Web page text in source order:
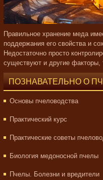
Правильное хранение меда
поддержания его свойства и
Недостаточно просто
существуют и другие факторы,
ПОЗНАВАТЕЛЬНО О
Основы пчеловодства
Практический курс
Практические советы
Биология медоносной пчелы
Пчелы. Болезни и вредители